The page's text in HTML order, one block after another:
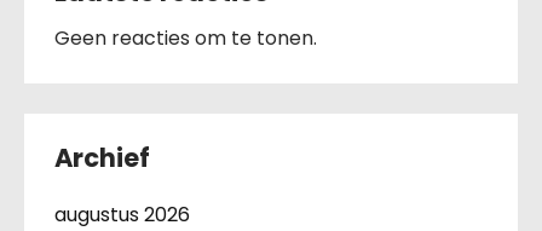
Geen reacties om te tonen.
Archief
augustus 2026